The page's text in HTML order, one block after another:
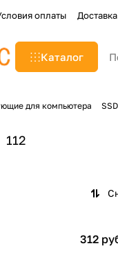
оплаты Доставка
Каталог
для компьютера
112
312